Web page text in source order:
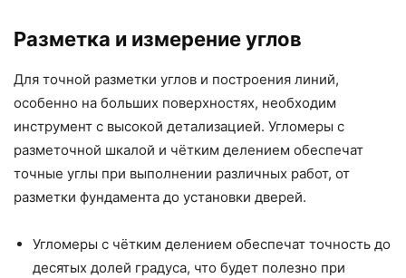
Разметка и измерение углов
Для точной разметки углов и построения линий,
особенно на больших поверхностях, необходим
инструмент с высокой детализацией. Угломеры с
разметочной шкалой и чётким делением обеспечат
точные углы при выполнении различных работ, от
разметки фундамента до установки дверей.
Угломеры с чётким делением обеспечат точность до
десятых долей градуса, что будет полезно при